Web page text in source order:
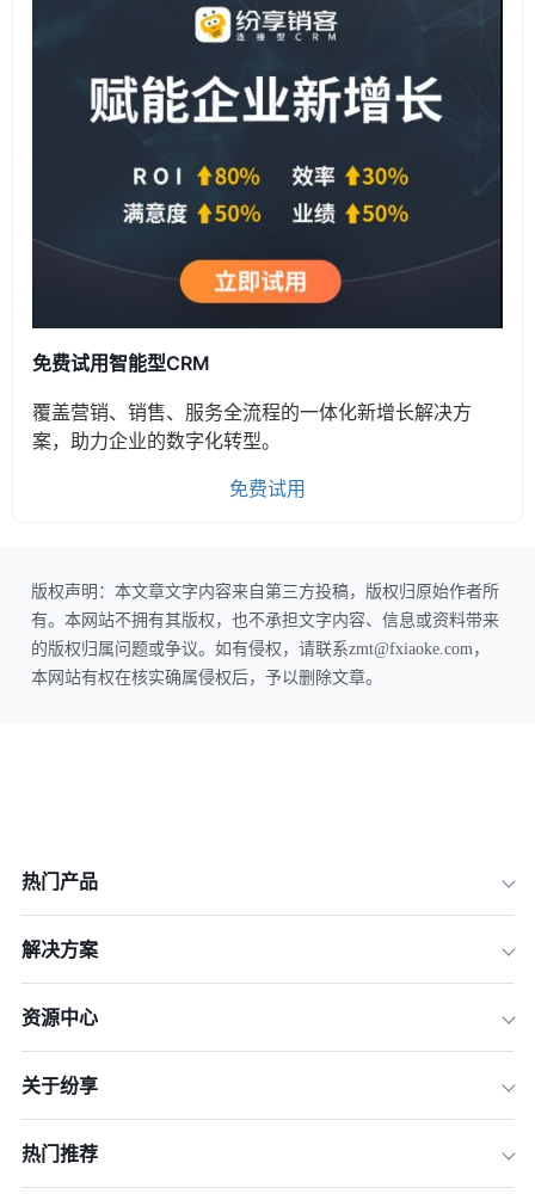
免费试用智能型CRM
覆盖营销、销售、服务全流程的一体化新增长解决方
案，助力企业的数字化转型。
免费试用
版权声明：本文章文字内容来自第三方投稿，版权归原始作者所
有。本网站不拥有其版权，也不承担文字内容、信息或资料带来
的版权归属问题或争议。如有侵权，请联系zmt@fxiaoke.com，
本网站有权在核实确属侵权后，予以删除文章。
热门产品
解决方案
资源中心
关于纷享
热门推荐